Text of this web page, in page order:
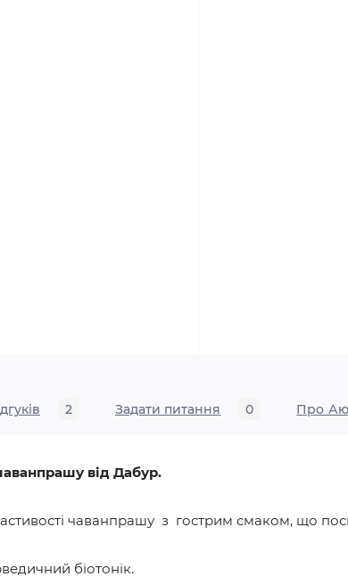
2 Задати питання 0 Про
від Дабур.
чаванпрашу з гострим смаком, що
біотонік.